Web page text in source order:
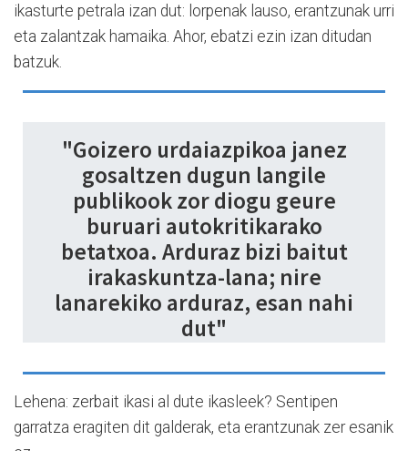
ikasturte petrala izan dut: lorpenak lauso, erantzunak urri
eta zalantzak hamaika. Ahor, ebatzi ezin izan ditudan
batzuk.
"Goizero urdaiazpikoa janez
gosaltzen dugun langile
publikook zor diogu geure
buruari autokritikarako
betatxoa. Arduraz bizi baitut
irakaskuntza-lana; nire
lanarekiko arduraz, esan nahi
dut"
Lehena: zerbait ikasi al dute ikasleek? Sentipen
garratza eragiten dit galderak, eta erantzunak zer esanik